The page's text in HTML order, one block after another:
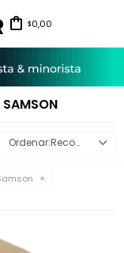
$0,00
Recomendados